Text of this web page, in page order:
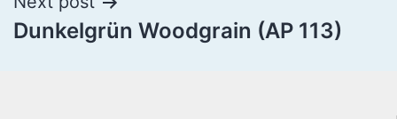
Dunkelgrün Woodgrain (AP 113)